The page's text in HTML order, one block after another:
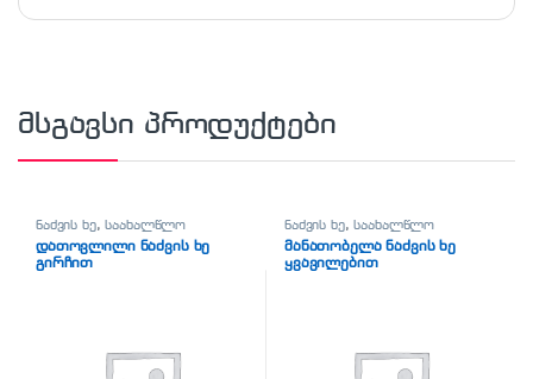
მსგავსი პროდუქტები
ნაძვის ხე,საახალწლო
დათოვლილი ნაძვის ხე
გირჩით
ნაძვის ხე,საახალწლო
მანათობელა ნაძვის ხე
ყვავილებით